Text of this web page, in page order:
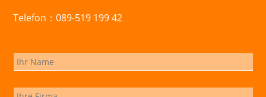
Telefon：089-519 199 42